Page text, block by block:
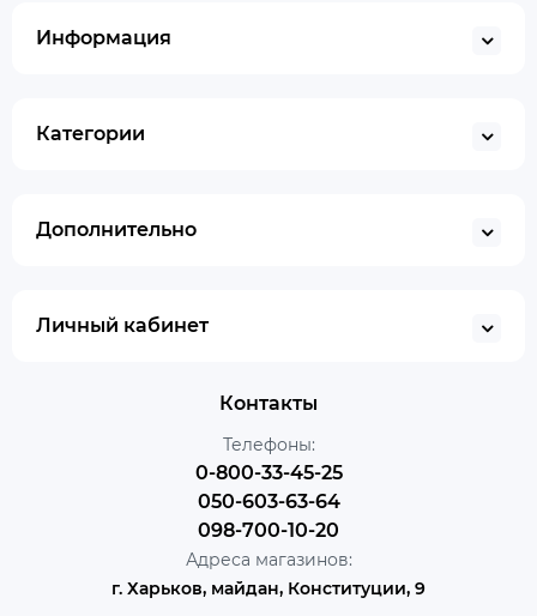
Информация
Категории
Дополнительно
Личный кабинет
Контакты
Телефоны:
0-800-33-45-25
050-603-63-64
098-700-10-20
Адреса магазинов:
г. Харьков, майдан, Конституции, 9